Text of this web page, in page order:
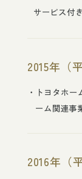
サービス付
2015年（
トヨタホ
ーム関連事
2016年（